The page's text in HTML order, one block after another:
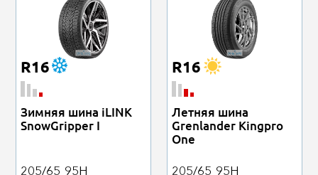
Подобрать Сброс
R16
Зимняя шина iLINK
SnowGripper I
205/65 95H
R16
Летняя шина
Grenlander Kingpro
One
205/65 95H